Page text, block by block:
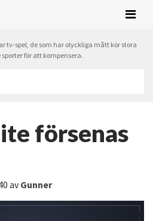
tv-spel, de som har olyckliga mått kör stora
för att kompensera.
försenas
avGunner